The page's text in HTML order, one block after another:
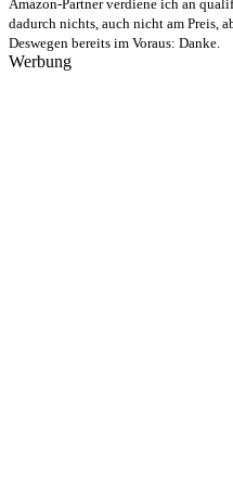
Amazon-Partner verdiene ich an
dadurch nichts, auch nicht am Preis,
Deswegen bereits im Voraus: Danke.
Werbung